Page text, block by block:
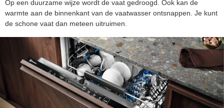
Op een duurzame wijze wordt de vaat gedroogd. Ook kan de
warmte aan de binnenkant van de vaatwasser ontsnappen. Je kunt
de schone vaat dan meteen uitruimen.